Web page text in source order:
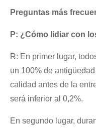
Preguntas más
P: ¿Cómo lidiar con
R: En primer lugar,
un 100% de
calidad antes de la
será inferior al 0,2%.
En segundo lugar,